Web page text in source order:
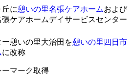
に憩いの里名張ケアホームおよび
ケアホームデイサービスセンター
憩いの里大治田を憩いの里四日市
に改称
ーマーク取得